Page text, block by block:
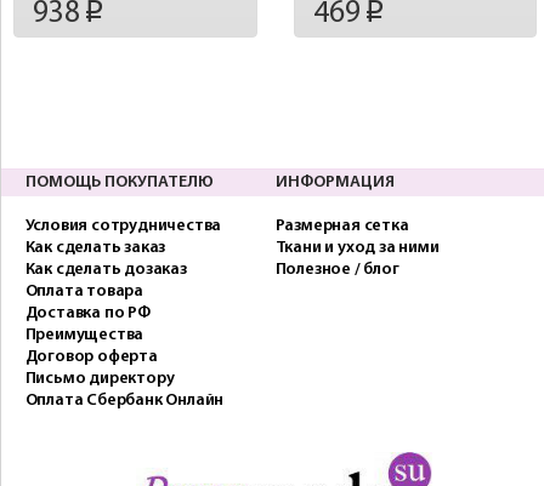
938 p 469 p
ПОМОЩЬ ПОКУПАТЕЛЮ
Условия сотрудничества
Как сделать заказ
Как сделать дозаказ
Оплата товара
Доставка по РФ
Преимущества
Договор оферта
Письмо директору
Оплата Сбербанк Онлайн
ИНФОРМАЦИЯ
Размерная сетка
Ткани и уход за ними
Полезное / блог